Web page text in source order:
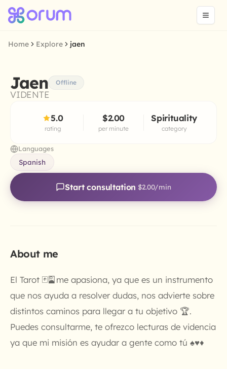
Home Explore jaen
Jaen Offline
VIDENTE
5.0
rating
$2.00
per minute
Spirituality
category
Languages
Spanish
Start consultation $2.00/min
About me
El Tarot 🃏🎴me apasiona, ya que es un instrumento
que nos ayuda a resolver dudas, nos advierte sobre
distintos caminos para llegar a tu objetivo 🏆.
Puedes consultarme, te ofrezco lecturas de videncia
ya que mi misión es ayudar a gente como tú ♠️♥️♦️